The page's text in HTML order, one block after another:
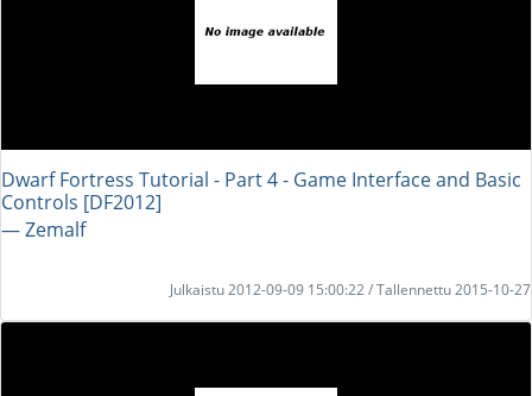
Dwarf Fortress Tutorial - Part 4 - Game Interface and Basic
Controls [DF2012]
― Zemalf
Julkaistu 2012-09-09 15:00:22 / Tallennettu 2015-10-27